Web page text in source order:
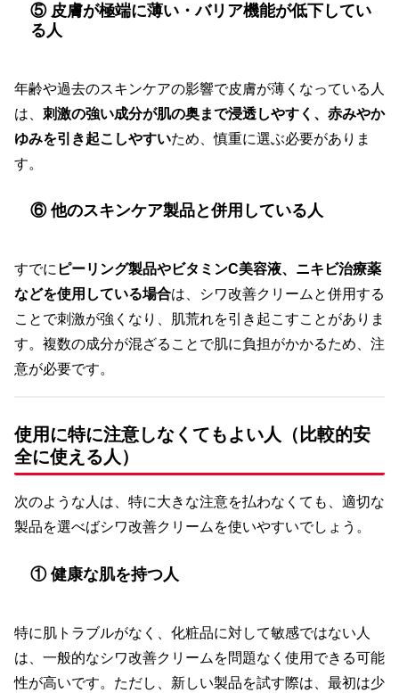
⑤ 皮膚が極端に薄い・バリア機能が低下してい
る人
年齢や過去のスキンケアの影響で皮膚が薄くなっている人
は、 刺激の強い成分が肌の奥まで浸透しやすく、赤みやか
ゆみを引き起こしやすいため、慎重に選ぶ必要がありま
す。
⑥ 他のスキンケア製品と併用している人
すでに ピーリング製品やビタミンC美容液、ニキビ治療薬
などを使用している場合は、シワ改善クリームと併用する
ことで刺激が強くなり、肌荒れを引き起こすことがありま
す。複数の成分が混ざることで肌に負担がかかるため、注
意が必要です。
使用に特に注意しなくてもよい人（比較的安
全に使える人）
次のような人は、特に大きな注意を払わなくても、適切な
製品を選べばシワ改善クリームを使いやすいでしょう。
① 健康な肌を持つ人
特に肌トラブルがなく、化粧品に対して敏感ではない人
は、一般的なシワ改善クリームを問題なく使用できる可能
性が高いです。ただし、新しい製品を試す際は、最初は少